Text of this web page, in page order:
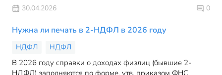
30.04.2026 0
Нужна ли печать в 2-НДФЛ в 2026 году
НДФЛ НДФЛ
В 2026 году справки о доходах физлиц (бывшие 2-
НДФЛ) заполняются по форме, утв. приказом ФНС